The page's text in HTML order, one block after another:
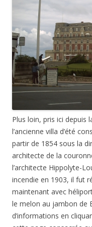
Plus loin, pris ici depuis
l’ancienne villa d’été
partir de 1854 sous la
architecte de la
l’architecte Hippolyte-
incendie en 1903, il fut
maintenant avec
le melon au jambon de
d’informations en